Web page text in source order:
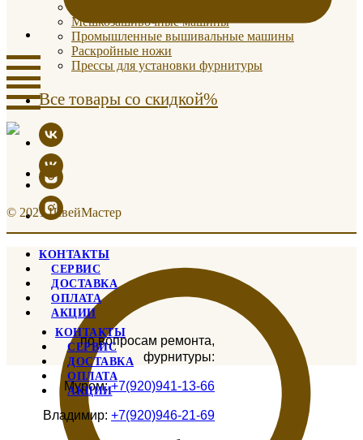
Мешкозашивочные машины
Промышленные вышивальные машины
Раскройные ножи
Прессы для установки фурнитуры
Все товары со скидкой%
© 2021 ШвейМастер
КОНТАКТЫ
СЕРВИС
ДОСТАВКА
ОПЛАТА
АКЦИИ
по вопросам ремонта,
фурнитуры:
Муром:+7(920)941-13-66
Владимир: +7(920)946-21-69
КОНТАКТЫ
СЕРВИС
ДОСТАВКА
ОПЛАТА
АКЦИИ